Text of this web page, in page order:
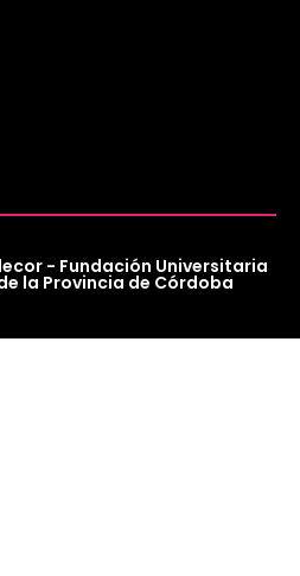
- Fundación Universitaria
la Provincia de Córdoba